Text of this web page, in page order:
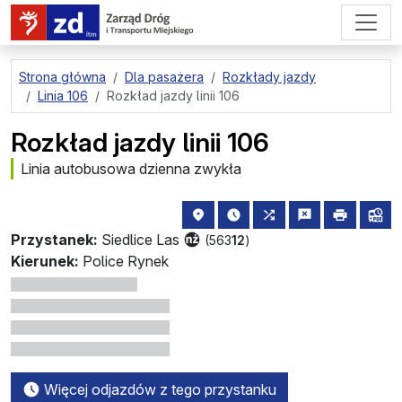
przejdź do treści strony
Strona główna Dla pasażera
Rozkłady jazdy
Linia 106
Rozkład jazdy linii 106
Rozkład jazdy linii 106
Linia autobusowa dzienna zwykła
Przystanek: Siedlice Las (56312)
lokalizacja przystanku na mapie
najbliższe odjazdy z tego
wszystkie linie
zgłośdrukuj
Kierunek: Police Rynek
Więcej odjazdów z tego przystanku